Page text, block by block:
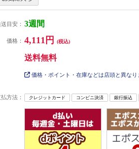
目安： 3週間
価格： 4,111円 (税込)
送料無料
価格・ポイント・在庫などは店頭と異なり
方法： クレジットカード コンビニ決済 銀行振込